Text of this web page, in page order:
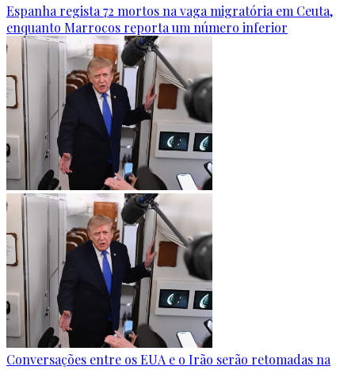
Espanha regista 72 mortos na vaga migratória em Ceuta,
enquanto Marrocos reporta um número inferior
Conversações entre os EUA e o Irão serão retomadas na